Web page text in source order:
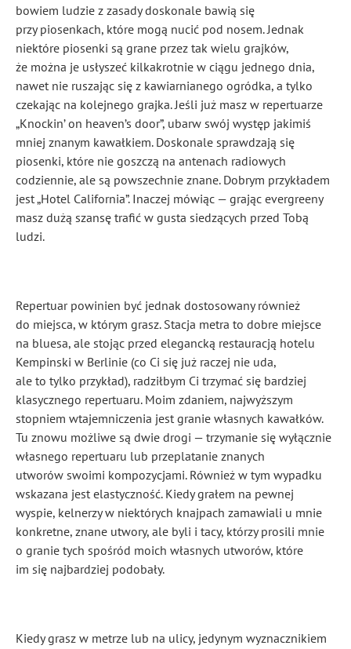
bowiem ludzie z zasady doskonale bawią się
przy piosenkach, które mogą nucić pod nosem. Jednak
niektóre piosenki są grane przez tak wielu grajków,
że można je usłyszeć kilkakrotnie w ciągu jednego dnia,
nawet nie ruszając się z kawiarnianego ogródka, a tylko
czekając na kolejnego grajka. Jeśli już masz w repertuarze
„Knockin’ on heaven’s door”, ubarw swój występ jakimiś
mniej znanym kawałkiem. Doskonale sprawdzają się
piosenki, które nie goszczą na antenach radiowych
codziennie, ale są powszechnie znane. Dobrym przykładem
jest „Hotel California”. Inaczej mówiąc — grając evergreeny
masz dużą szansę trafić w gusta siedzących przed Tobą
ludzi.
Repertuar powinien być jednak dostosowany również
do miejsca, w którym grasz. Stacja metra to dobre miejsce
na bluesa, ale stojąc przed elegancką restauracją hotelu
Kempinski w Berlinie (co Ci się już raczej nie uda,
ale to tylko przykład), radziłbym Ci trzymać się bardziej
klasycznego repertuaru. Moim zdaniem, najwyższym
stopniem wtajemniczenia jest granie własnych kawałków.
Tu znowu możliwe są dwie drogi — trzymanie się wyłącznie
własnego repertuaru lub przeplatanie znanych
utworów swoimi kompozycjami. Również w tym wypadku
wskazana jest elastyczność. Kiedy grałem na pewnej
wyspie, kelnerzy w niektórych knajpach zamawiali u mnie
konkretne, znane utwory, ale byli i tacy, którzy prosili mnie
o granie tych spośród moich własnych utworów, które
im się najbardziej podobały.
Kiedy grasz w metrze lub na ulicy, jedynym wyznacznikiem